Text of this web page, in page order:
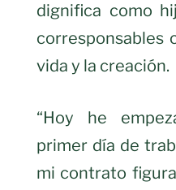
dignifica como
corresponsables
vida y la creación.
“Hoy he
primer día de
mi contrato